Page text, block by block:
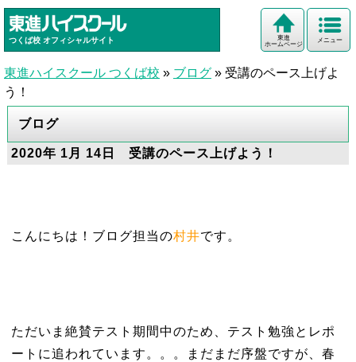
つくば校 オフィシャルサイト メニュー
東進
ホームページ
東進ハイスクール つくば校 » ブログ » 受講のペース上げよ
う！
ブログ
2020年 1月 14日 受講のペース上げよう！
こんにちは！ブログ担当の村井です。
ただいま絶賛テスト期間中のため、テスト勉強とレポ
ートに追われています。。。まだまだ序盤ですが、春